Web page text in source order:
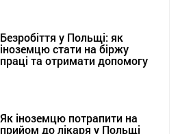
Безробіття у Польщі: як
іноземцю стати на біржу
праці та отримати допомогу
Як іноземцю потрапити на
прийом до лікаря у Польщі